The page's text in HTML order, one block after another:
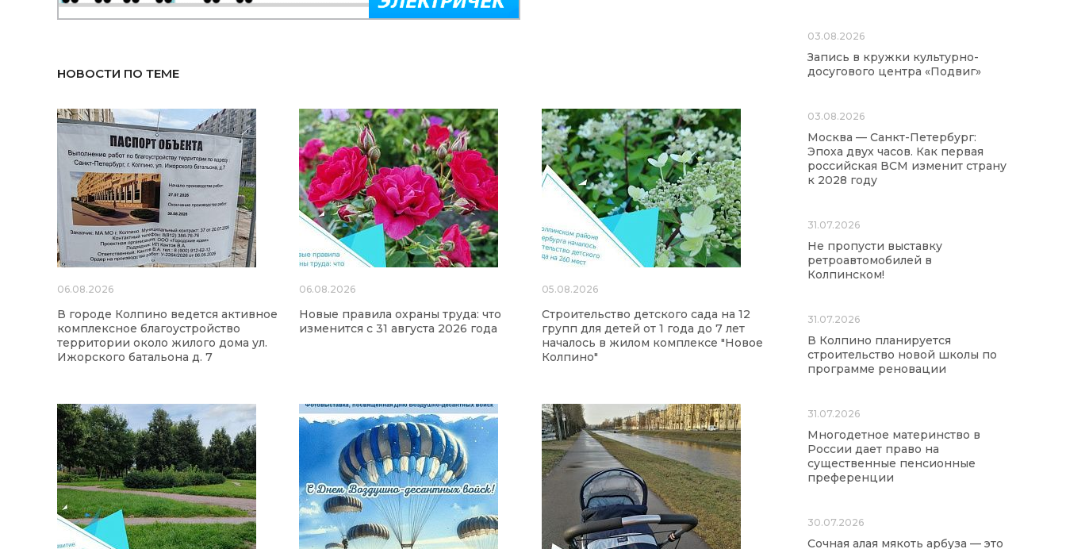
НОВОСТИ ПО ТЕМЕ
06.08.2026
В городе Колпино ведется активное
комплексное благоустройство
территории около жилого дома ул.
Ижорского батальона д. 7
06.08.2026
Новые правила охраны труда: что
изменится с 31 августа 2026 года
05.08.2026
Строительство детского сада на 12
групп для детей от 1 года до 7 лет
началось в жилом комплексе "Новое
Колпино"
03.08.2026
Запись в кружки культурно-
досугового центра «Подвиг»
03.08.2026
Москва — Санкт-Петербург:
Эпоха двух часов. Как первая
российская ВСМ изменит страну
к 2028 году
31.07.2026
Не пропусти выставку
ретроавтомобилей в
Колпинском!
31.07.2026
В Колпино планируется
строительство новой школы по
программе реновации
31.07.2026
Многодетное материнство в
России дает право на
существенные пенсионные
преференции
30.07.2026
Сочная алая мякоть арбуза — это